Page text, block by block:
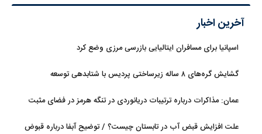
آخرین اخبار
اسپانیا برای مسافران ایتالیایی بازرسی مرزی وضع کرد
گشایش گره‌های ۸ ساله زیرساختی پردیس با شتابدهی توسعه
عمان: مذاکرات درباره ترتیبات دریانوردی در تنگه هرمز در فضای مثبت
علت افزایش قبض آب در تابستان چیست؟ / توضیح آبفا درباره قبوض